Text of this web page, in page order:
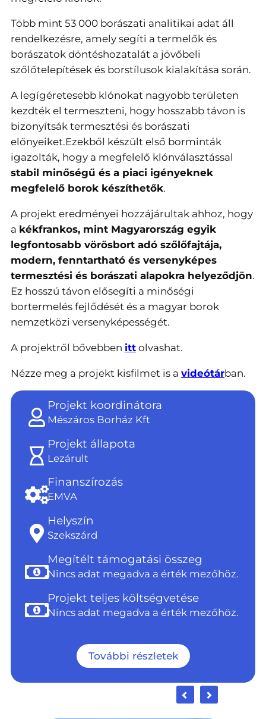
Több mint 53 000 borászati analitikai adat áll
rendelkezésre, amely segíti a termelők és
borászatok döntéshozatalát a jövőbeli
szőlőtelepítések és borstílusok kialakítása során.
A legígéretesebb klónokat nagyobb területen
kezdték el termeszteni, hogy hosszabb távon is
bizonyítsák termesztési és borászati
előnyeiket.Ezekből készült első borminták
igazolták, hogy a megfelelő klónválasztással
stabil minőségű és a piaci igényeknek
megfelelő borok készíthetők.
A projekt eredményei hozzájárultak ahhoz, hogy
a kékfrankos, mint Magyarország egyik
legfontosabb vörösbort adó szőlőfajtája,
modern, fenntartható és versenyképes
termesztési és borászati alapokra helyeződjön.
Ez hosszú távon elősegíti a minőségi
bortermelés fejlődését és a magyar borok
nemzetközi versenyképességét.
A projektről bővebben itt olvashat.
Nézze meg a projekt kisfilmet is a videótárban.
Projekt koordinátora
Mészáros Borház Kft
Projekt állapota
Lezárult
Finanszírozás
EMVA
Helyszín
Szekszárd
Megítélt támogatási összeg
Nincs adat megadva a érték mezőhöz.
Projekt teljes költségvetése
Nincs adat megadva a érték mezőhöz.
További részletek